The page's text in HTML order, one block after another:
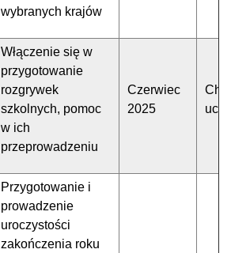
wybranych krajów
Włączenie się w
przygotowanie
rozgrywek
szkolnych, pomoc
w ich
przeprowadzeniu
Czerwiec
2025
Przygotowanie i
prowadzenie
uroczystości
zakończenia roku